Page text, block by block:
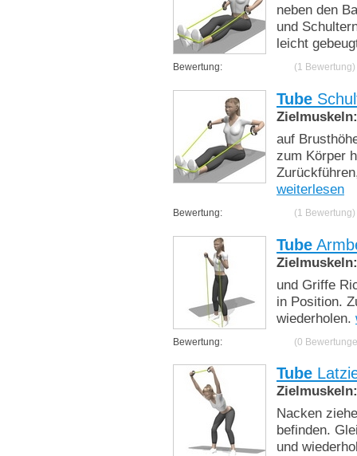
neben den
und
leicht
Bewertung: (1 Bewertung)
Tube
Zielmuskeln:
auf
zum Körper
weiterlesen
Bewertung: (1 Bewertung)
Tube
Zielmuskeln:
und Griffe
in Position.
wiederholen.
Bewertung: (0
Tube
Zielmuskeln:
Nacken
befinden.
und